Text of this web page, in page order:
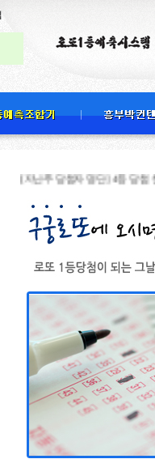
[지난주 당첨자 명단] 4등 당첨 천하